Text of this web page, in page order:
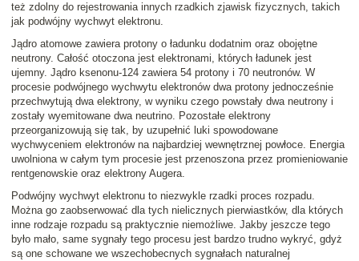
też zdolny do rejestrowania innych rzadkich zjawisk fizycznych, takich
jak podwójny wychwyt elektronu.
Jądro atomowe zawiera protony o ładunku dodatnim oraz obojętne
neutrony. Całość otoczona jest elektronami, których ładunek jest
ujemny. Jądro ksenonu-124 zawiera 54 protony i 70 neutronów. W
procesie podwójnego wychwytu elektronów dwa protony jednocześnie
przechwytują dwa elektrony, w wyniku czego powstały dwa neutrony i
zostały wyemitowane dwa neutrino. Pozostałe elektrony
przeorganizowują się tak, by uzupełnić luki spowodowane
wychwyceniem elektronów na najbardziej wewnętrznej powłoce. Energia
uwolniona w całym tym procesie jest przenoszona przez promieniowanie
rentgenowskie oraz elektrony Augera.
Podwójny wychwyt elektronu to niezwykle rzadki proces rozpadu.
Można go zaobserwować dla tych nielicznych pierwiastków, dla których
inne rodzaje rozpadu są praktycznie niemożliwe. Jakby jeszcze tego
było mało, same sygnały tego procesu jest bardzo trudno wykryć, gdyż
są one schowane we wszechobecnych sygnałach naturalnej